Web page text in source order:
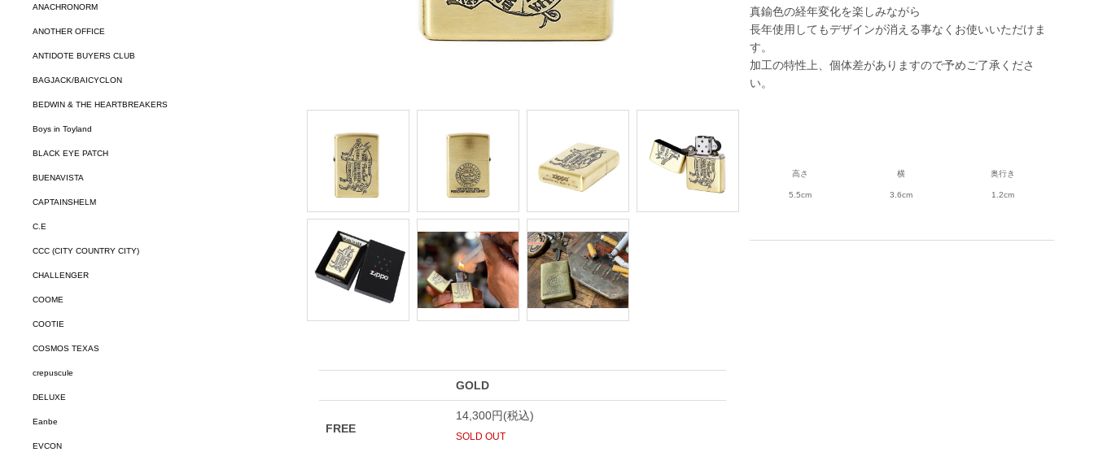
真鍮色の経年変化を楽しみながら
長年使用してもデザインが消える事なくお使いいただけま
す。
加工の特性上、個体差がありますので予めご了承くださ
い。
高さ 横 奥行き
5.5cm 3.6cm 1.2cm
ANACHRONORM
ANOTHER OFFICE
ANTIDOTE BUYERS CLUB
BAGJACK/BAICYCLON
BEDWIN & THE HEARTBREAKERS
Boys in Toyland
BLACK EYE PATCH
BUENAVISTA
CAPTAINSHELM
C.E
CCC (CITY COUNTRY CITY)
CHALLENGER
COOME
COOTIE
COSMOS TEXAS
crepuscule
DELUXE
Eanbe
EVCON